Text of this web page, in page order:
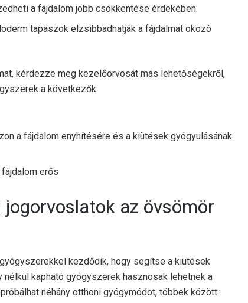
a fájdalom jobb csökkentése érdekében.
tapaszok elzsibbadhatják a fájdalmat okozó
kérdezze meg kezelőorvosát más lehetőségekről,
a következők:
a fájdalom enyhítésére és a kiütések gyógyulásának
erős
az övsömör
kezdődik, hogy segítse a kiütések
kapható gyógyszerek hasznosak lehetnek a
néhány otthoni gyógymódot, többek között: